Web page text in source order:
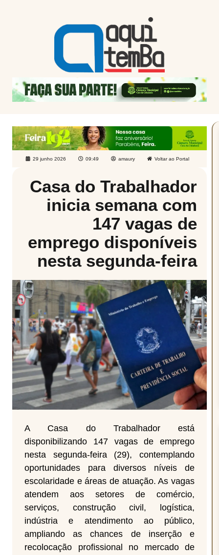
29 junho 2026 09:49 amaury Voltar ao Portal
Casa do Trabalhador
inicia semana com
147 vagas de
emprego disponíveis
nesta segunda-feira
A Casa do Trabalhador está
disponibilizando 147 vagas de emprego
nesta segunda-feira (29), contemplando
oportunidades para diversos níveis de
escolaridade e áreas de atuação. As vagas
atendem aos setores de comércio,
serviços, construção civil, logística,
indústria e atendimento ao público,
ampliando as chances de inserção e
recolocação profissional no mercado de